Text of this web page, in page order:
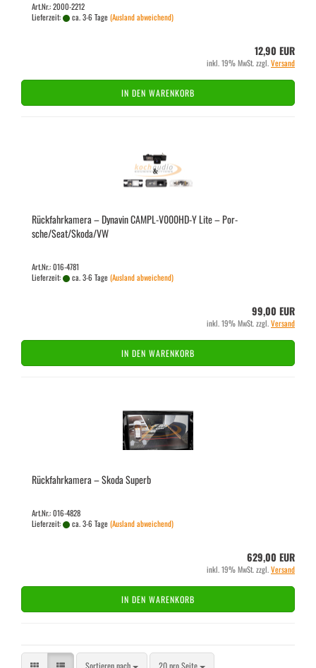
Art.Nr.: 2000-2212
Lieferzeit:
ca. 3-6 Tage(Ausland abweichend)
12,90 EUR
inkl. 19% MwSt. zzgl.Versand
IN DEN WARENKORB
Rück­fahr­ka­me­ra – Dy­na­vin CAMPL-​​V000HD-​Y Lite – Por­
sche/Seat/Skoda/VW
Art.Nr.: 016-4781
Lieferzeit:
ca. 3-6 Tage(Ausland abweichend)
99,00 EUR
inkl. 19% MwSt. zzgl.Versand
IN DEN WARENKORB
Rück­fahr­ka­me­ra – Skoda Su­perb
Art.Nr.: 016-4828
Lieferzeit:
ca. 3-6 Tage(Ausland abweichend)
629,00 EUR
inkl. 19% MwSt. zzgl.Versand
IN DEN WARENKORB
Sortieren nach
Sortieren nach 20 pro Seite
pro Seite